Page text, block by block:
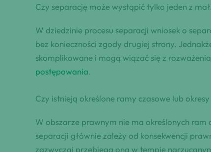
Czy separację może wystąpić tylko jeden z
W dziedzinie procesu separacji wniosek o
bez konieczności zgody drugiej strony.
skomplikowane i mogą wiązać się z
postępowania.
Czy istnieją określone ramy czasowe lub
W obszarze prawnym nie ma określonych ram
separacji głównie zależy od konsekwencji
zazwyczaj przebiega ona w tempie